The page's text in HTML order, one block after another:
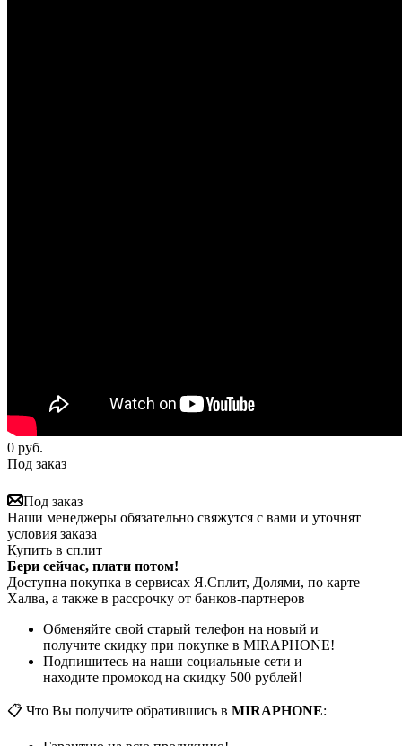
0 руб.
Под заказ
Под заказ
Наши менеджеры обязательно свяжутся с вами и уточнят
условия заказа
Купить в сплит
Бери сейчас, плати потом!
Доступна покупка в сервисах Я.Сплит, Долями, по карте
Халва, а также в рассрочку от банков-партнеров
Обменяйте свой старый телефон на новый и
получите скидку при покупке в MIRAPHONE!
Подпишитесь на наши социальные сети и
находите промокод на скидку 500 рублей!
📋 Что Вы получите обратившись в MIRAPHONE: